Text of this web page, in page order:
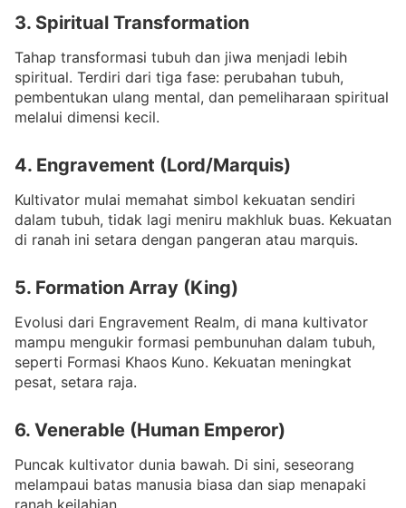
3. Spiritual Transformation
Tahap transformasi tubuh dan jiwa menjadi lebih
spiritual. Terdiri dari tiga fase: perubahan tubuh,
pembentukan ulang mental, dan pemeliharaan spiritual
melalui dimensi kecil.
4. Engravement (Lord/Marquis)
Kultivator mulai memahat simbol kekuatan sendiri
dalam tubuh, tidak lagi meniru makhluk buas. Kekuatan
di ranah ini setara dengan pangeran atau marquis.
5. Formation Array (King)
Evolusi dari Engravement Realm, di mana kultivator
mampu mengukir formasi pembunuhan dalam tubuh,
seperti Formasi Khaos Kuno. Kekuatan meningkat
pesat, setara raja.
6. Venerable (Human Emperor)
Puncak kultivator dunia bawah. Di sini, seseorang
melampaui batas manusia biasa dan siap menapaki
ranah keilahian.